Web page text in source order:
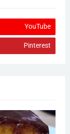
YouTube
Pinterest